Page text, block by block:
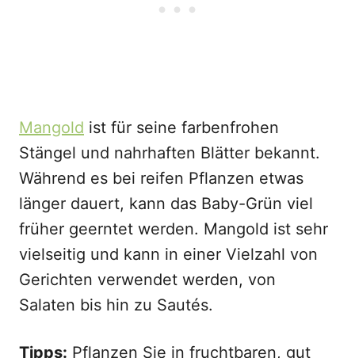
Mangold ist für seine farbenfrohen
Stängel und nahrhaften Blätter bekannt.
Während es bei reifen Pflanzen etwas
länger dauert, kann das Baby-Grün viel
früher geerntet werden. Mangold ist sehr
vielseitig und kann in einer Vielzahl von
Gerichten verwendet werden, von
Salaten bis hin zu Sautés.
Tipps: Pflanzen Sie in fruchtbaren, gut